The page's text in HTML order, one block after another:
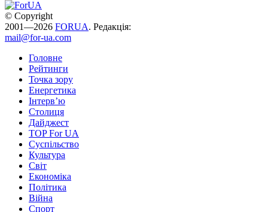
© Copyright
2001—2026 FORUA. Редакція:
mail@for-ua.com
Головне
Рейтинги
Точка зору
Енергетика
Інтерв’ю
Столиця
Дайджест
TOP For UA
Суспiльство
Культура
Світ
Економіка
Політика
Війна
Спорт